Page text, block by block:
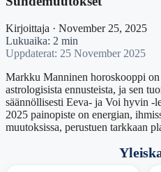
Kirjoittaja · November 25, 2025
Lukuaika: 2 min
Uppdaterat: 25 November 2025
Markku Manninen horoskooppi
astrologisista ennusteista, ja sen
säännöllisesti Eeva‑ ja Voi hyvin -
2025 painopiste on energian,
muutoksissa, perustuen tarkkaan